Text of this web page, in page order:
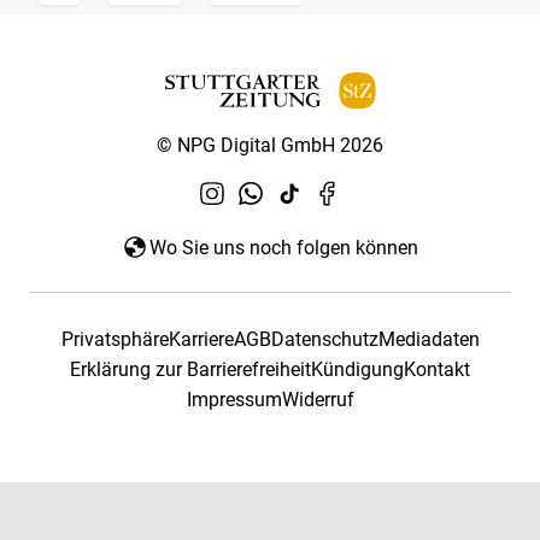
© NPG Digital GmbH 2026
Wo Sie uns noch folgen können
PrivatsphäreKarriereAGBDatenschutzMediadaten
Erklärung zur BarrierefreiheitKündigungKontakt
ImpressumWiderruf